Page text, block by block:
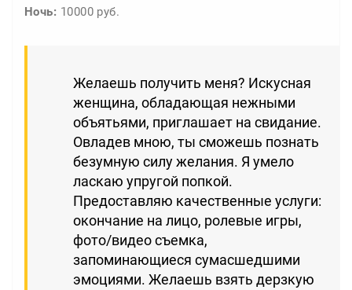
Ночь: 10000 руб.
Желаешь получить меня? Искусная
женщина, обладающая нежными
объятьями, приглашает на свидание.
Овладев мною, ты сможешь познать
безумную силу желания. Я умело
ласкаю упругой попкой.
Предоставляю качественные услуги:
окончание на лицо, ролевые игры,
фото/видео съемка,
запоминающиеся сумасшедшими
эмоциями. Желаешь взять дерзкую